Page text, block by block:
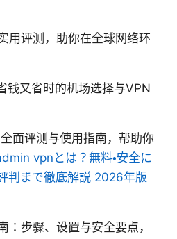
用评测，助你在全球网络环
钱又省时的机场选择与VPN
面评测与使用指南，帮助你
vpnとは？無料・安全に
評判まで徹底解説 2026年版
：步骤、设置与安全要点，